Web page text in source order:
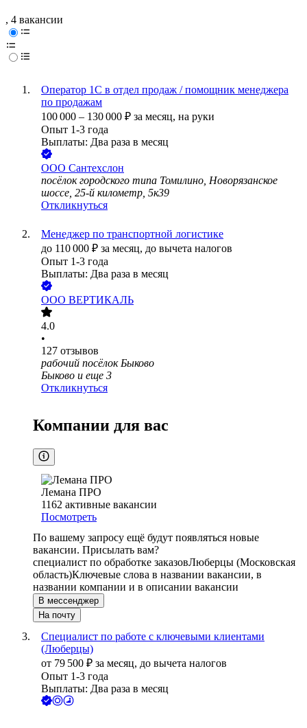
, 4 вакансии
Оператор 1C в отдел продаж / помощник менеджера
по продажам
100 000 – 130 000 ₽ за месяц, на руки
Опыт 1-3 года
Выплаты: Два раза в месяц
ООО Сантехслон
посёлок городского типа Томилино, Новорязанское
шоссе, 25-й километр, 5к39
Откликнуться
Менеджер по транспортной логистике
до 110 000 ₽ за месяц, до вычета налогов
Опыт 1-3 года
Выплаты: Два раза в месяц
ООО ВЕРТИКАЛЬ
4.0
•
127 отзывов
рабочий посёлок Быково
Быково и еще 3
Откликнуться
Компании для вас
Лемана ПРО
1162 активные вакансии
Посмотреть
По вашему запросу ещё будут появляться новые
вакансии. Присылать вам?
специалист по обработке заказовЛюберцы (Московская
область)Ключевые слова в названии вакансии, в
названии компании и в описании вакансии
В мессенджер
На почту
Специалист по работе с ключевыми клиентами
(Люберцы)
от 79 500 ₽ за месяц, до вычета налогов
Опыт 1-3 года
Выплаты: Два раза в месяц